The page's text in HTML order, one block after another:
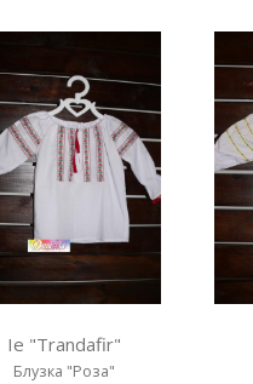
Ie "Trandafir"
Блузка "Роза"